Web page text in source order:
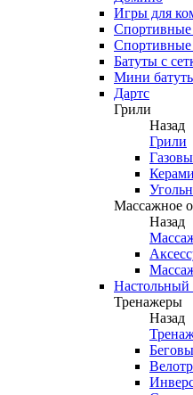
Игры для
Спортивные
Батуты с
Мини
Дартс
Грили
Назад
Грили
Массажное
Назад
Настольный
Тренажеры
Назад